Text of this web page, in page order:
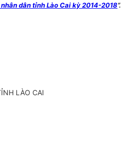
dân tỉnh Lào Cai kỳ 2014-2018”.
LÀO CAI